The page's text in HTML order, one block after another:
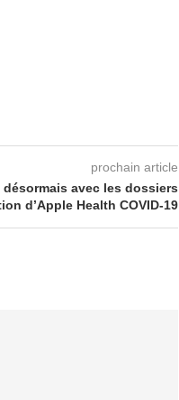
prochain article
avec les dossiers
d’Apple Health COVID-19